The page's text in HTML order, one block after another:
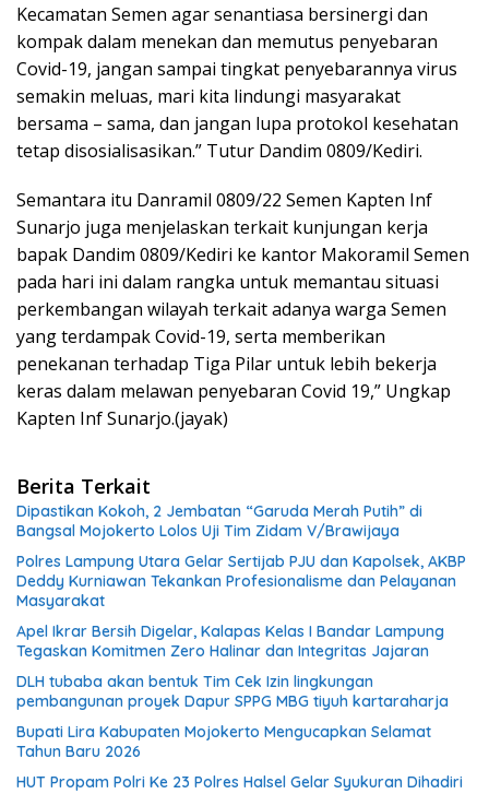
Kecamatan Semen agar senantiasa bersinergi dan
kompak dalam menekan dan memutus penyebaran
Covid-19, jangan sampai tingkat penyebarannya virus
semakin meluas, mari kita lindungi masyarakat
bersama – sama, dan jangan lupa protokol kesehatan
tetap disosialisasikan.” Tutur Dandim 0809/Kediri.
Semantara itu Danramil 0809/22 Semen Kapten Inf
Sunarjo juga menjelaskan terkait kunjungan kerja
bapak Dandim 0809/Kediri ke kantor Makoramil Semen
pada hari ini dalam rangka untuk memantau situasi
perkembangan wilayah terkait adanya warga Semen
yang terdampak Covid-19, serta memberikan
penekanan terhadap Tiga Pilar untuk lebih bekerja
keras dalam melawan penyebaran Covid 19,” Ungkap
Kapten Inf Sunarjo.(jayak)
Berita Terkait
Dipastikan Kokoh, 2 Jembatan “Garuda Merah Putih” di
Bangsal Mojokerto Lolos Uji Tim Zidam V/Brawijaya
Polres Lampung Utara Gelar Sertijab PJU dan Kapolsek, AKBP
Deddy Kurniawan Tekankan Profesionalisme dan Pelayanan
Masyarakat
Apel Ikrar Bersih Digelar, Kalapas Kelas I Bandar Lampung
Tegaskan Komitmen Zero Halinar dan Integritas Jajaran
DLH tubaba akan bentuk Tim Cek Izin lingkungan
pembangunan proyek Dapur SPPG MBG tiyuh kartaraharja
Bupati Lira Kabupaten Mojokerto Mengucapkan Selamat
Tahun Baru 2026
HUT Propam Polri Ke 23 Polres Halsel Gelar Syukuran Dihadiri